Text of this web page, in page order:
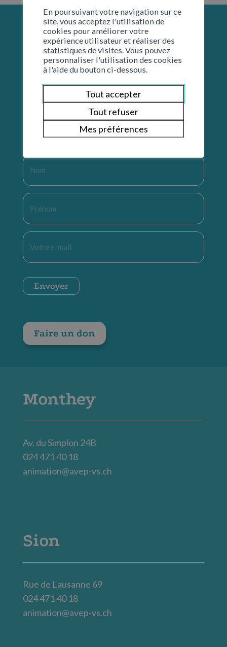
Restons en contact
Nom
Prénom
E-
mail
CAPTCHA
Envoyer
Faire un don
Monthey
Av. du Simplon 24B
024 471 40 18
animation@avep-vs.ch
Sion
Rue de Lausanne 69
024 471 40 18
animation@avep-vs.ch
En poursuivant votre navigation sur ce
site, vous acceptez l'utilisation de
cookies pour améliorer votre
expérience utilisateur et réaliser des
statistiques de visites. Vous pouvez
personnaliser l'utilisation des cookies
à l'aide du bouton ci-dessous.
Tout accepter
Tout refuser
Mes préférences